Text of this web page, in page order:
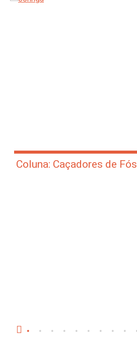
Coluna: Caçadores de